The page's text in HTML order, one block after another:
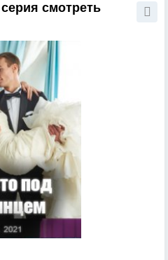
смотреть